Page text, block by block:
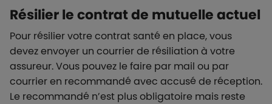
Résilier le contrat de mutuelle actuel
Pour résilier votre contrat santé en place, vous
devez envoyer un courrier de résiliation à votre
assureur. Vous pouvez le faire par mail ou par
courrier en recommandé avec accusé de réception.
Le recommandé n’est plus obligatoire mais reste